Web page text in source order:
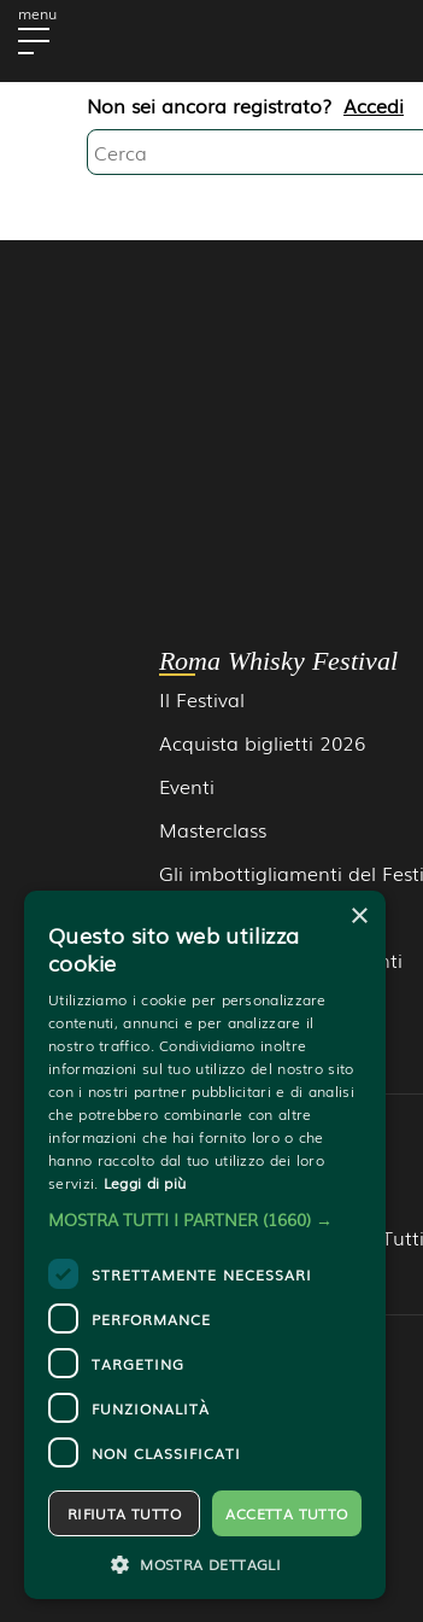
Non sei ancora registrato? Accedi
Roma Whisky Festival
Il Festival
Acquista biglietti 2026
Eventi
Masterclass
Gli imbottigliamenti del
Gallery edizioni precedenti
Contatti
×
Questo sito web utilizza
cookie
Utilizziamo i cookie per personalizzare
contenuti, annunci e per analizzare il
nostro traffico. Condividiamo inoltre
informazioni sul tuo utilizzo del nostro sito
con i nostri partner pubblicitari e di analisi
che potrebbero combinarle con altre
informazioni che hai fornito loro o che
hanno raccolto dal tuo utilizzo dei loro
servizi. Leggi di più
MOSTRA TUTTI I PARTNER (1660) →
STRETTAMENTE NECESSARI
PERFORMANCE
TARGETING
FUNZIONALITÀ
NON CLASSIFICATI
ACCETTA TUTTO
RIFIUTA TUTTO
MOSTRA DETTAGLI